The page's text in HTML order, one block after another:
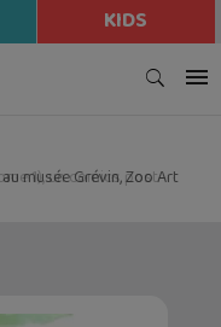
KIDS
musée Grévin, Zoo Art